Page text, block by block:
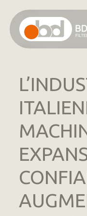
Passer
au
contenu
principal